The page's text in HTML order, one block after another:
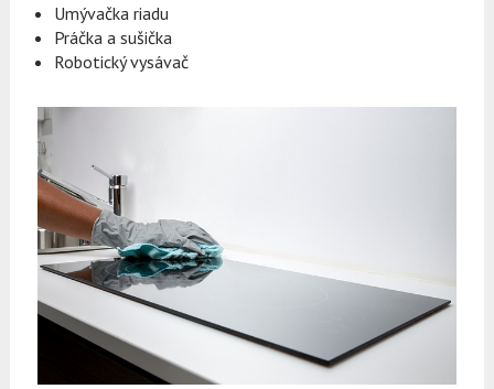
Umývačka riadu
Práčka a sušička
Robotický vysávač